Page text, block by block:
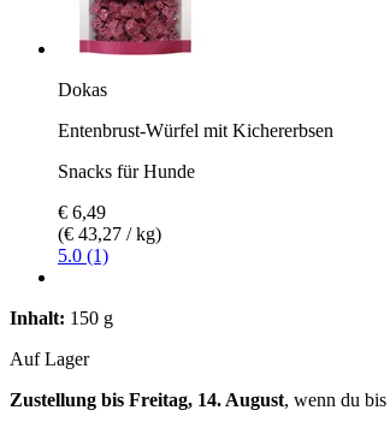
Dokas
Entenbrust-Würfel mit Kichererbsen
Snacks für Hunde
€ 6,49
(€ 43,27 / kg)
5.0 (1)
Inhalt: 150 g
Auf Lager
Zustellung bis Freitag, 14. August, wenn du bis